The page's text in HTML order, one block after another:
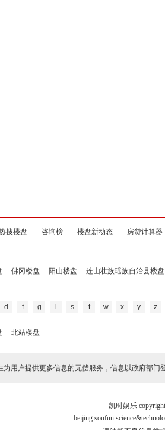
搜楼盘 咨询榜 楼盘新动态 房贷计算器
佛冈楼盘 阳山楼盘 连山壮族瑶族自治县楼盘
d f g s t w x y z
北站楼盘
为用户提供更多信息的无偿服务，信息以政府部门
凯时娱乐
beijing soufun